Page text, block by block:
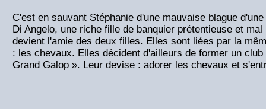
C'est en sauvant Stéphanie d'une mauvaise blague
Di Angelo, une riche fille de banquier prétentieuse et
devient l'amie des deux filles. Elles sont liées par la
: les chevaux. Elles décident d'ailleurs de former un
Grand Galop ». Leur devise : adorer les chevaux et